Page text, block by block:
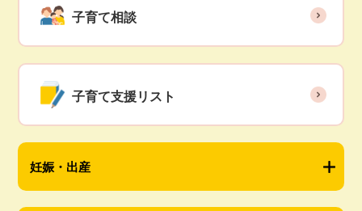
子育て相談
子育て支援リスト
妊娠・出産